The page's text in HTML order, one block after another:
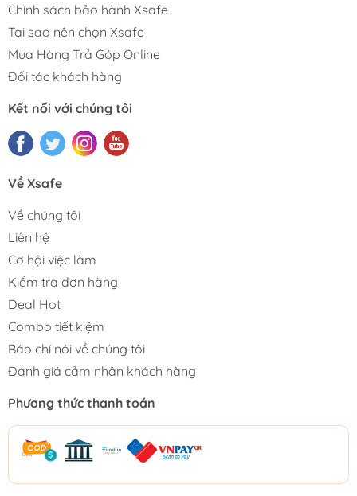
Chính sách bảo hành Xsafe
Tại sao nên chọn Xsafe
Mua Hàng Trả Góp Online
Đối tác khách hàng
Kết nối với chúng tôi
Về Xsafe
Về chúng tôi
Liên hệ
Cơ hội việc làm
Kiểm tra đơn hàng
Deal Hot
Combo tiết kiệm
Báo chí nói về chúng tôi
Đánh giá cảm nhận khách hàng
Phương thức thanh toán